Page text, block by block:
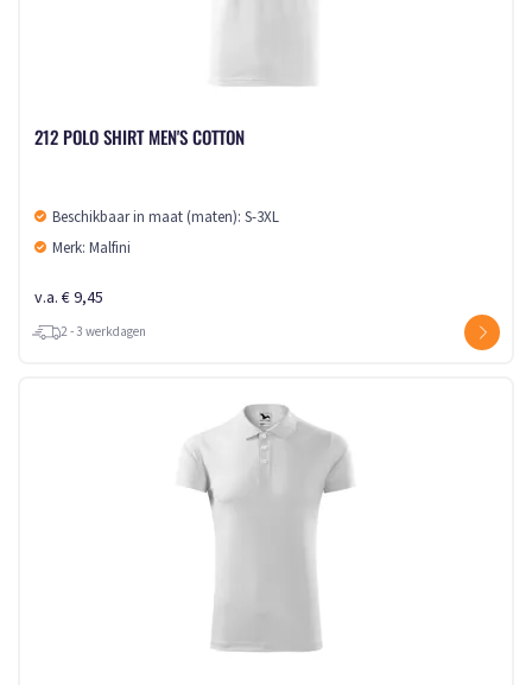
212 POLO SHIRT MEN'S COTTON
Beschikbaar in maat (maten): S-3XL
Merk: Malfini
v.a. € 9,45
2 - 3 werkdagen